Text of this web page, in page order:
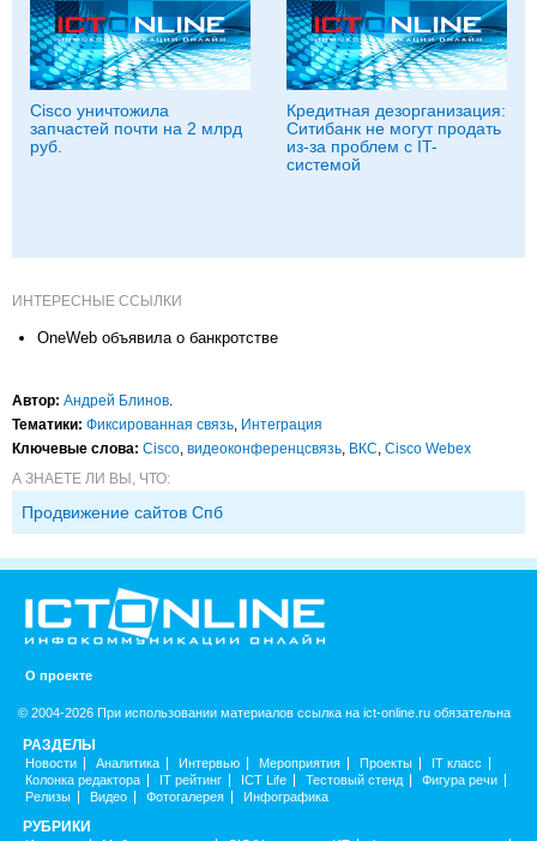
Cisco уничтожила
запчастей почти на 2 млрд
руб.
Кредитная дезорганизация:
Ситибанк не могут продать
из-за проблем с IT-
системой
ИНТЕРЕСНЫЕ ССЫЛКИ
OneWeb объявила о банкротстве
Автор: Андрей Блинов
Тематики: Фиксированная связь Интеграция
Ключевые слова: Cisco видеоконференцсвязь ВКС Cisco Webex
А ЗНАЕТЕ ЛИ ВЫ, ЧТО:
Продвижение сайтов Спб
О проекте
© 2004-2026 При использовании материалов ссылка на ict-online.ru обязательна
РАЗДЕЛЫ
Новости Аналитика Интервью Мероприятия Проекты
IT класс
Колонка редактора
IT рейтинг ICT Life Тестовый стенд
Фигура речи
Релизы
Видео Фотогалерея Инфографика
РУБРИКИ